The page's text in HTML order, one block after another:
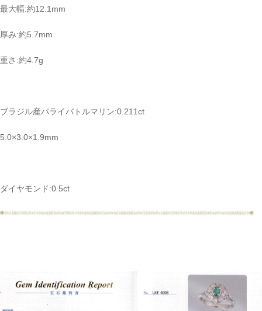
最大幅:約12.1mm
厚み:約5.7mm
重さ:約4.7g
ブラジル産パライバトルマリン:0.211ct
5.0×3.0×1.9mm
ダイヤモンド:0.5ct